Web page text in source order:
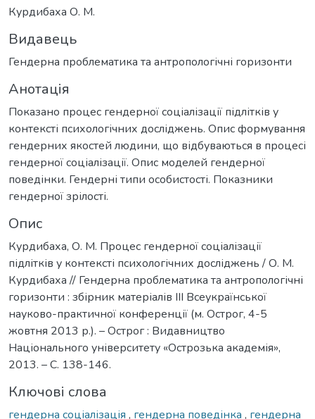
Курдибаха О. М.
Видавець
Гендерна проблематика та антропологічні горизонти
Анотація
Показано процес гендерної соціалізації підлітків у
контексті психологічних досліджень. Опис формування
гендерних якостей людини, що відбуваються в процесі
гендерної соціалізації. Опис моделей гендерної
поведінки. Гендерні типи особистості. Показники
гендерної зрілості.
Опис
Курдибаха, О. М. Процес гендерної соціалізації
підлітків у контексті психологічних досліджень / О. М.
Курдибаха // Гендерна проблематика та антропологічні
горизонти : збірник матеріалів ІІІ Всеукраїнської
науково-практичної конференції (м. Острог, 4-5
жовтня 2013 р.). – Острог : Видавництво
Національного університету «Острозька академія»,
2013. – С. 138-146.
Ключові слова
гендерна соціалізація , гендерна поведінка , гендерна